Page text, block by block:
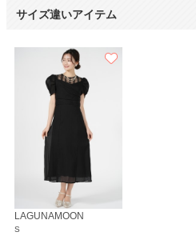
150〜154cm
体重 : 40～44kg
サイズもぴったりでした。
デザインもとても気に入りました!
サイトは選びやすくて、品揃えも良かった
また使わせていただきます!
【一緒に注文した商品】
サイズ違いアイテム
LAGUNAMOON
S